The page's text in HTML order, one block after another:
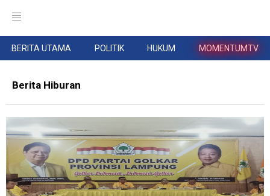
BERITA UTAMA POLITIK HUKUM MOMENTUMTV
Berita Hiburan